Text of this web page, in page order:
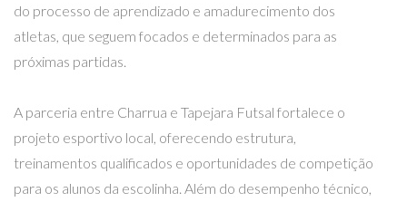
do processo de aprendizado e amadurecimento dos
atletas, que seguem focados e determinados para as
próximas partidas.
A parceria entre Charrua e Tapejara Futsal fortalece o
projeto esportivo local, oferecendo estrutura,
treinamentos qualificados e oportunidades de competição
para os alunos da escolinha. Além do desempenho técnico,